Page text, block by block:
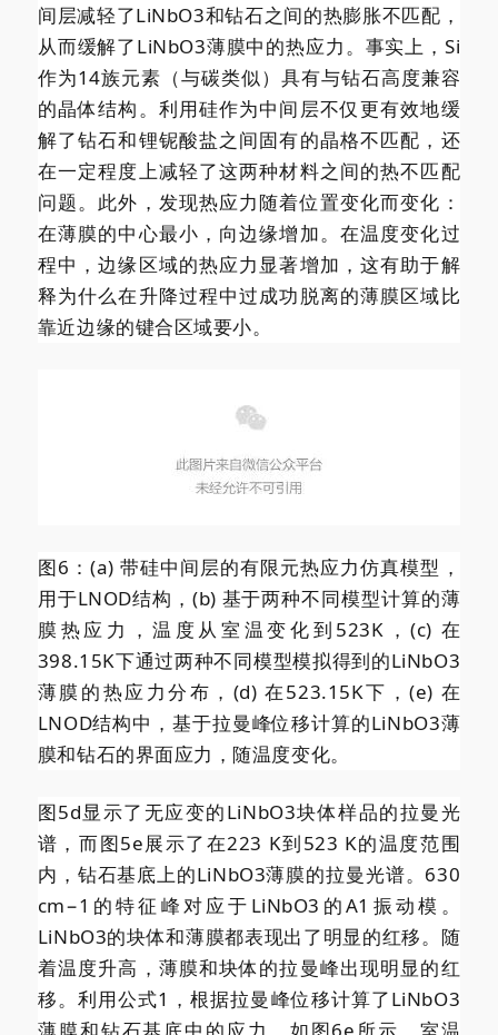
间层减轻了LiNbO3和钻石之间的热膨胀不匹配，
从而缓解了LiNbO3薄膜中的热应力。事实上，Si
作为14族元素（与碳类似）具有与钻石高度兼容
的晶体结构。利用硅作为中间层不仅更有效地缓
解了钻石和锂铌酸盐之间固有的晶格不匹配，还
在一定程度上减轻了这两种材料之间的热不匹配
问题。此外，发现热应力随着位置变化而变化：
在薄膜的中心最小，向边缘增加。在温度变化过
程中，边缘区域的热应力显著增加，这有助于解
释为什么在升降过程中过成功脱离的薄膜区域比
靠近边缘的键合区域要小。
图6：(a) 带硅中间层的有限元热应力仿真模型，
用于LNOD结构，(b) 基于两种不同模型计算的薄
膜热应力，温度从室温变化到523K，(c) 在
398.15K下通过两种不同模型模拟得到的LiNbO3
薄膜的热应力分布，(d) 在523.15K下，(e) 在
LNOD结构中，基于拉曼峰位移计算的LiNbO3薄
膜和钻石的界面应力，随温度变化。
图5d显示了无应变的LiNbO3块体样品的拉曼光
谱，而图5e展示了在223 K到523 K的温度范围
内，钻石基底上的LiNbO3薄膜的拉曼光谱。630
cm−1的特征峰对应于LiNbO3的A1振动模。
LiNbO3的块体和薄膜都表现出了明显的红移。随
着温度升高，薄膜和块体的拉曼峰出现明显的红
移。利用公式1，根据拉曼峰位移计算了LiNbO3
薄膜和钻石基底中的应力，如图6e所示。室温